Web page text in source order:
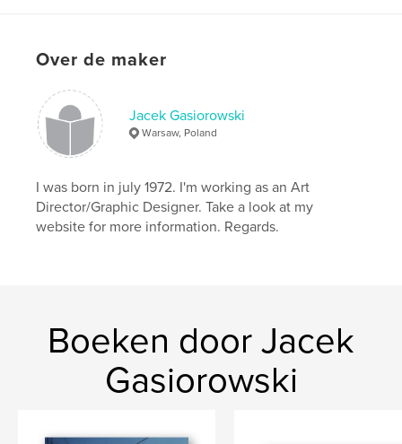
Over de maker
Jacek Gasiorowski
Warsaw, Poland
I was born in july 1972. I'm working as an Art
Director/Graphic Designer. Take a look at my
website for more information. Regards.
Boeken door Jacek
Gasiorowski